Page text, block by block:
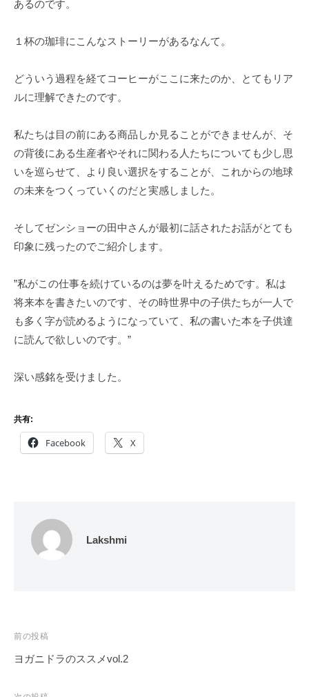
あるのです。
１杯の珈琲にこんなストーリーがあるなんて。
どういう過程を経てコーヒーがここに来たのか、とてもリア
ルに理解できたのです。
私たちは目の前にある商品しか見ることができませんが、そ
の背後にある生産者やそれに関わる人たちについても少し思
いを巡らせて、より良い選択をすることが、これからの地球
の未来をつくっていくのだと実感しました。
そしてゼンショーの田中さんが最初に話されたお話がとても
印象に残ったのでご紹介します。
”私がこの仕事を続けているのは夢を叶えるためです。私は
将来本を書きたいのです、その時世界中の子供たちが一人で
も多く字が読めるようになっていて、私の書いた本を子供達
に読んで欲しいのです。”
深い感銘を受けました。
共有:
Facebook X
Lakshmi
投
稿
前の投稿
ヨガニドラのススメvol.2